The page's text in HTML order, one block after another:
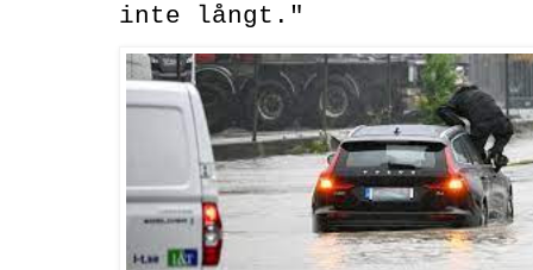
inte långt."